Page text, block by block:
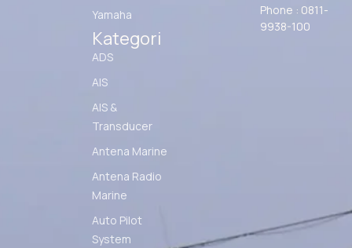
Yamaha
Kategori
ADS
AIS
AIS &
Transducer
Antena Marine
Antena Radio
Marine
Auto Pilot
System
Phone : 0811-
9938-100